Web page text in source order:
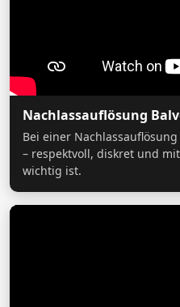
Nachlassauflösung
Bei einer
– respektvoll, diskret und
wichtig ist.